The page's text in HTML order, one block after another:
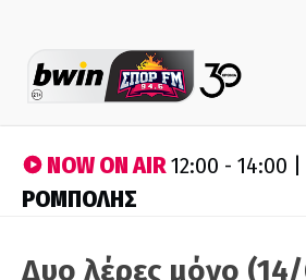
NOW ON AIR12:00 - 14:00 |
ΡΟΜΠΟΛΗΣ
Δυο λέρες μόνο